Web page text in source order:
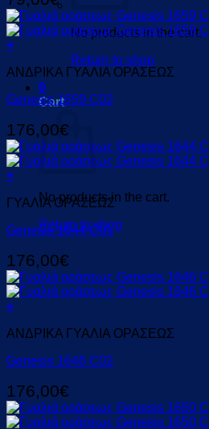
No products in the cart.
Return to shop
0
Cart
No products in the cart.
Return to shop
+
ΑΝΔΡΙΚΑ ΓΥΑΛΙΑ ΟΡΑΣΕΩΣ
Genesis 1659 C02
176,00€
+
ΓΥΑΛΙΑ ΟΡΑΣΕΩΣ
Genesis 1644 C01
176,00€
+
ΑΝΔΡΙΚΑ ΓΥΑΛΙΑ ΟΡΑΣΕΩΣ
Genesis 1646 C02
176,00€